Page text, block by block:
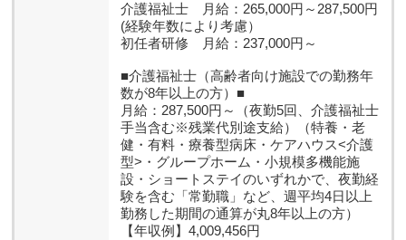
介護福祉士 月給：265,000円～287,500円
(経験年数により考慮）
初任者研修 月給：237,000円～
■介護福祉士（高齢者向け施設での勤務年
数が8年以上の方）■
月給：287,500円～（夜勤5回、介護福祉士
手当含む※残業代別途支給）（特養・老
健・有料・療養型病床・ケアハウス<介護
型>・グループホーム・小規模多機能施
設・ショートステイのいずれかで、夜勤経
験を含む「常勤職」など、週平均4日以上
勤務した期間の通算が丸8年以上の方）
【年収例】4,009,456円